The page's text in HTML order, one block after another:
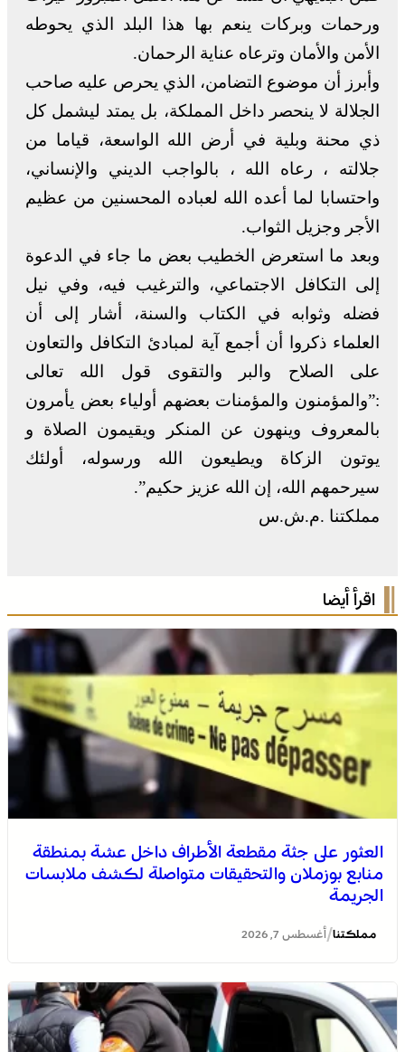
ورحمات وبركات ينعم بها هذا البلد الذي يحوطه
الأمن والأمان وترعاه عناية الرحمان.
وأبرز أن موضوع التضامن، الذي يحرص عليه صاحب
الجلالة لا ينحصر داخل المملكة، بل يمتد ليشمل كل
ذي محنة وبلية في أرض الله الواسعة، قياما من
جلالته ، رعاه الله ، بالواجب الديني والإنساني،
واحتسابا لما أعده الله لعباده المحسنين من عظيم
الأجر وجزيل الثواب.
وبعد ما استعرض الخطيب بعض ما جاء في الدعوة
إلى التكافل الاجتماعي، والترغيب فيه، وفي نيل
فضله وثوابه في الكتاب والسنة، أشار إلى أن
العلماء ذكروا أن أجمع آية لمبادئ التكافل والتعاون
على الصلاح والبر والتقوى قول الله تعالى
:”والمؤمنون والمؤمنات بعضهم أولياء بعض يأمرون
بالمعروف وينهون عن المنكر ويقيمون الصلاة و
يوتون الزكاة ويطيعون الله ورسوله، أولئك
سيرحمهم الله، إن الله عزيز حكيم”.
مملكتنا .م.ش.س
اقرأ أيضا
العثور على جثة مقطعة الأطراف داخل عشة بمنطقة
منابع بوزملان والتحقيقات متواصلة لكشف ملابسات
الجريمة
مملكتنا/ أغسطس 7, 2026